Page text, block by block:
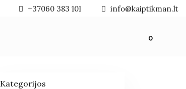
+37060 383 101 info@kaiptikman.lt
0
Kategorijos